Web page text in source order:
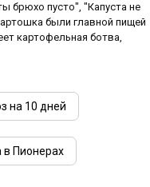
брюхо пусто", "Капуста не
были главной пищей
картофельная ботва,
на 10 дней
в Пионерах